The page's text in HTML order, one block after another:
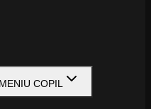
COPIL